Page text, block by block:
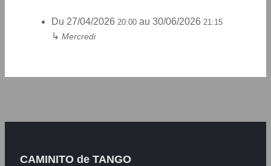
Du 27/04/2026 20:00 au 30/06/2026 21:15
↳ Mercredi
CAMINITO de TANGO